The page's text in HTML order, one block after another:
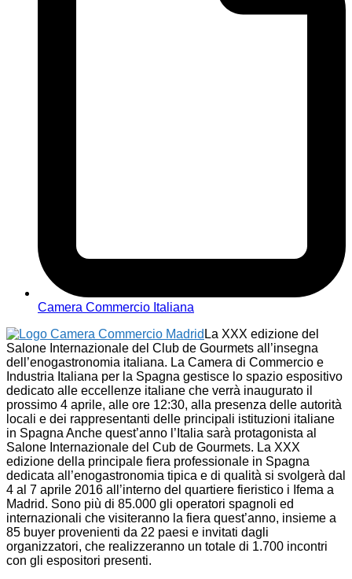
Camera Commercio Italiana
La XXX edizione del
Salone Internazionale del Club de Gourmets all’insegna
dell’enogastronomia italiana. La Camera di Commercio e
Industria Italiana per la Spagna gestisce lo spazio espositivo
dedicato alle eccellenze italiane che verrà inaugurato il
prossimo 4 aprile, alle ore 12:30, alla presenza delle autorità
locali e dei rappresentanti delle principali istituzioni italiane
in Spagna Anche quest’anno l’Italia sarà protagonista al
Salone Internazionale del Cub de Gourmets. La XXX
edizione della principale fiera professionale in Spagna
dedicata all’enogastronomia tipica e di qualità si svolgerà dal
4 al 7 aprile 2016 all’interno del quartiere fieristico i Ifema a
Madrid. Sono più di 85.000 gli operatori spagnoli ed
internazionali che visiteranno la fiera quest’anno, insieme a
85 buyer provenienti da 22 paesi e invitati dagli
organizzatori, che realizzeranno un totale di 1.700 incontri
con gli espositori presenti.